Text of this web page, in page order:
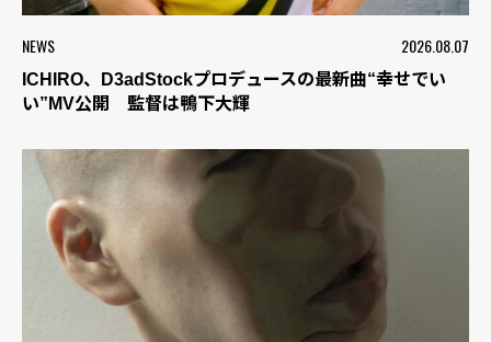
NEWS 2026.08.07
ICHIRO、D3adStockプロデュースの最新曲“幸せでい
い”MV公開 監督は鴨下大輝